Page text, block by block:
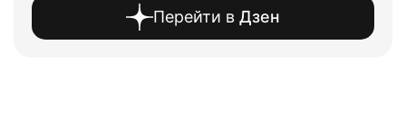
Перейти в Дзен